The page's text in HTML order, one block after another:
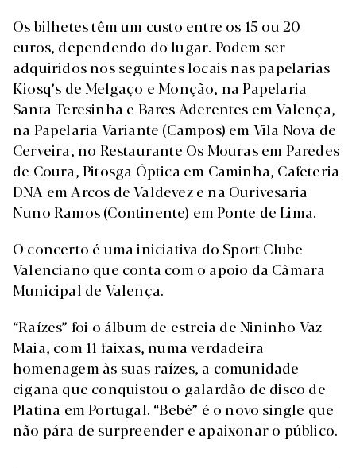
Os bilhetes têm um custo entre os 15 ou 20
euros, dependendo do lugar. Podem ser
adquiridos nos seguintes locais nas papelarias
Kiosq’s de Melgaço e Monção, na Papelaria
Santa Teresinha e Bares Aderentes em Valença,
na Papelaria Variante (Campos) em Vila Nova de
Cerveira, no Restaurante Os Mouras em Paredes
de Coura, Pitosga Óptica em Caminha, Cafeteria
DNA em Arcos de Valdevez e na Ourivesaria
Nuno Ramos (Continente) em Ponte de Lima.
O concerto é uma iniciativa do Sport Clube
Valenciano que conta com o apoio da Câmara
Municipal de Valença.
“Raízes” foi o álbum de estreia de Nininho Vaz
Maia, com 11 faixas, numa verdadeira
homenagem às suas raízes, a comunidade
cigana que conquistou o galardão de disco de
Platina em Portugal. “Bebé” é o novo single que
não pára de surpreender e apaixonar o público.